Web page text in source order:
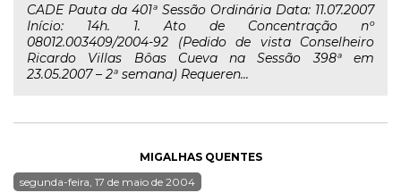
CADE Pauta da 401ª Sessão Ordinária Data: 11.07.2007
Início: 14h. 1. Ato de Concentração nº
08012.003409/2004-92 (Pedido de vista Conselheiro
Ricardo Villas Bôas Cueva na Sessão 398ª em
23.05.2007 – 2ª semana) Requeren...
MIGALHAS QUENTES
segunda-feira, 17 de maio de 2004